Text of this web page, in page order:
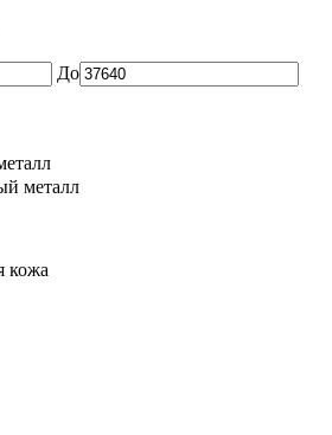
До
металл
кожа